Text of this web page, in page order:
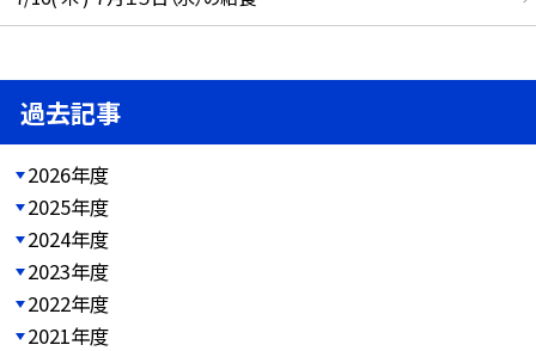
過去記事
2026年度
2025年度
2024年度
2023年度
2022年度
2021年度